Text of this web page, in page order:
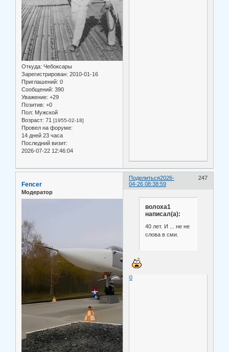
Откуда: Чебоксары
Зарегистрирован: 2010-01-16
Приглашений: 0
Сообщений: 390
Уважение: +29
Позитив: +0
Пол: Мужской
Возраст: 71 [1955-02-18]
Провел на форуме:
14 дней 23 часа
Последний визит:
2026-07-22 12:46:04
Поделиться 247
2026-
04-26 08:38:59
Fencer
Модератор
волоха1
написал(а):
40 лет. И ... не не
слова в сми.
0